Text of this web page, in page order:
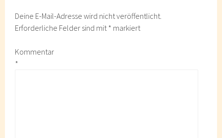
Deine E-Mail-Adresse wird nicht veröffentlicht.
Erforderliche Felder sind mit* markiert
Kommentar
*